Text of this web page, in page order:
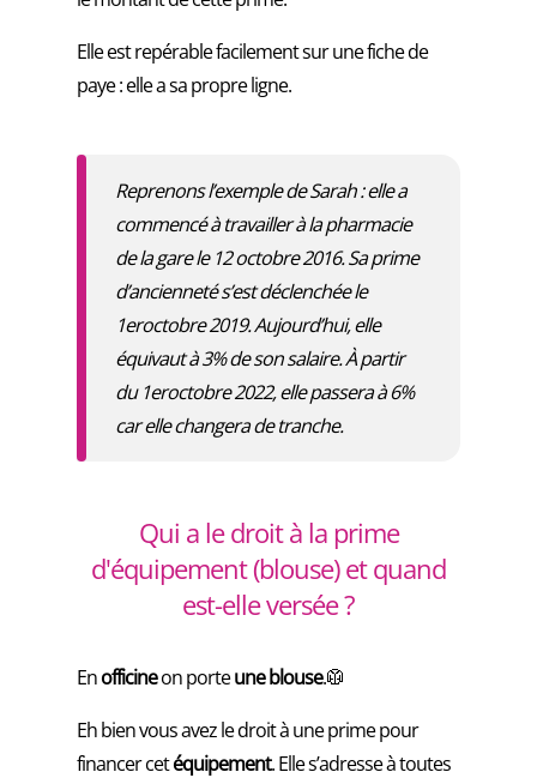
Elle est repérable facilement sur une fiche de
paye : elle a sa propre ligne.
Reprenons l’exemple de Sarah : elle a
commencé à travailler à la pharmacie
de la gare le 12 octobre 2016. Sa prime
d’ancienneté s’est déclenchée le
1eroctobre 2019. Aujourd’hui, elle
équivaut à 3% de son salaire. À partir
du 1eroctobre 2022, elle passera à 6%
car elle changera de tranche.
Qui a le droit à la prime
d'équipement (blouse) et quand
est-elle versée ?
Enofficineon porteune blouse.🥼
Eh bien vous avez le droit à une prime pour
financer cetéquipement. Elle s’adresse à toutes